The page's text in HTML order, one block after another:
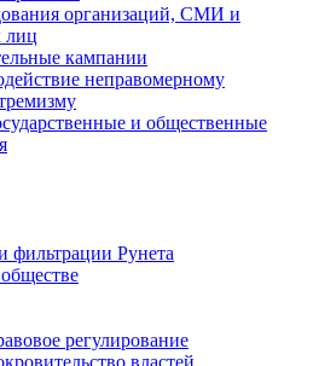
организаций, СМИ и
лиц
кампании
неправомерному
и общественные
фильтрации Рунета
регулирование